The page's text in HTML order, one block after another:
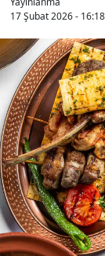
17 Şubat 2026 - 16:18